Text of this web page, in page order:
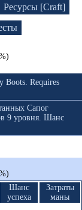
Ресурсы [Craft]
Boots. Requires
Сапог
9 уровня. Шанс
Шанс
успеха
Затраты
маны